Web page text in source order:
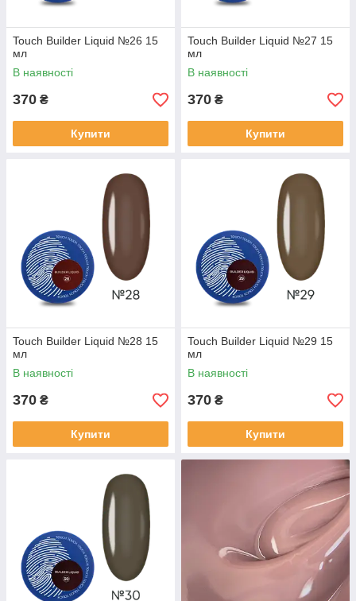
Touch Builder Liquid №26 15
мл
В наявності
370 ₴
Купити
Touch Builder Liquid №27 15
мл
В наявності
370 ₴
Купити
Touch Builder Liquid №28 15
мл
В наявності
370 ₴
Купити
Touch Builder Liquid №29 15
мл
В наявності
370 ₴
Купити